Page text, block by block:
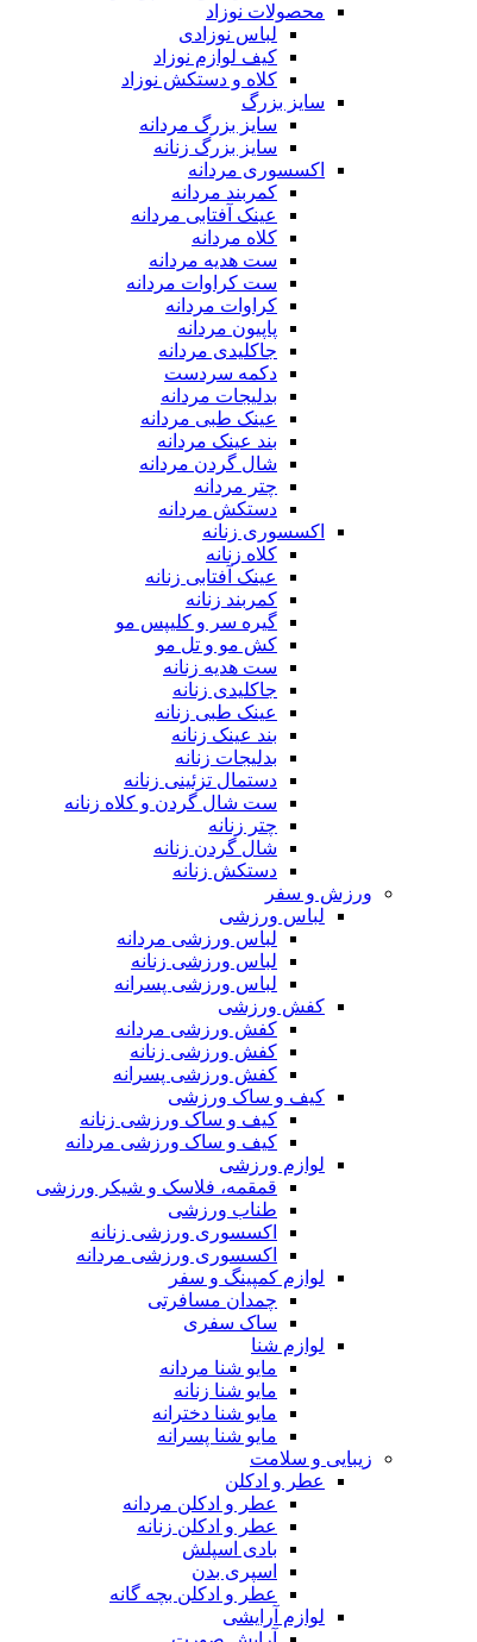
محصولات نوزاد
لباس نوزادی
کیف لوازم نوزاد
کلاه و دستکش نوزاد
سایز بزرگ
سایز بزرگ مردانه
سایز بزرگ زنانه
اکسسوری مردانه
کمربند مردانه
عینک آفتابی مردانه
کلاه مردانه
ست هدیه مردانه
ست کراوات مردانه
کراوات مردانه
پاپیون مردانه
جاکلیدی مردانه
دکمه سردست
بدلیجات مردانه
عینک طبی مردانه
بند عینک مردانه
شال گردن مردانه
چتر مردانه
دستکش مردانه
اکسسوری زنانه
کلاه زنانه
عینک آفتابی زنانه
کمربند زنانه
گیره سر و کلیپس مو
کش مو و تل مو
ست هدیه زنانه
جاکلیدی زنانه
عینک طبی زنانه
بند عینک زنانه
بدلیجات زنانه
دستمال تزئینی زنانه
ست شال گردن و کلاه زنانه
چتر زنانه
شال گردن زنانه
دستکش زنانه
ورزش و سفر
لباس ورزشی
لباس ورزشی مردانه
لباس ورزشی زنانه
لباس ورزشی پسرانه
کفش ورزشی
کفش ورزشی مردانه
کفش ورزشی زنانه
کفش ورزشی پسرانه
کیف و ساک ورزشی
کیف و ساک ورزشی زنانه
کیف و ساک ورزشی مردانه
لوازم ورزشی
قمقمه، فلاسک و شیکر ورزشی
طناب ورزشی
اکسسوری ورزشی زنانه
اکسسوری ورزشی مردانه
لوازم کمپینگ و سفر
چمدان مسافرتی
ساک سفری
لوازم شنا
مایو شنا مردانه
مایو شنا زنانه
مایو شنا دخترانه
مایو شنا پسرانه
زیبایی و سلامت
عطر و ادکلن
عطر و ادکلن مردانه
عطر و ادکلن زنانه
بادی اسپلش
اسپری بدن
عطر و ادکلن بچه گانه
لوازم آرایشی